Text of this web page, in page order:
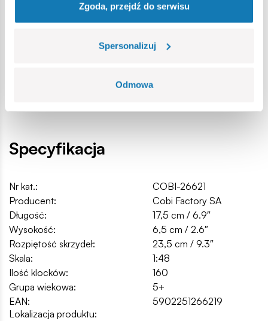
Zgoda, przejdź do serwisu
Spersonalizuj
Odmowa
w pełni kompatybilne z innymi markami klocków
konstrukcyjnych,
czasie zabawy czy pod wpływem temperatury,
Wymiary modelu (dł x szer x wys): 17,5 cm (6.9”) x 23,5 cm
Specyfikacja
Nr kat.:
COBI-26621
Producent:
Cobi Factory SA
Długość:
17,5 cm / 6.9″
Wysokość:
6,5 cm / 2.6″
Rozpiętość skrzydeł:
23,5 cm / 9.3″
Skala:
1:48
Ilość klocków:
160
Grupa wiekowa:
5+
EAN:
5902251266219
Lokalizacja produktu: